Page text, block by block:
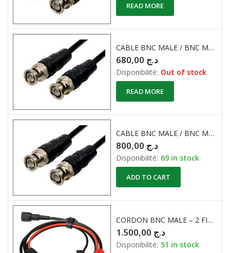
READ MORE
CABLE BNC MALE / BNC MALE 50 Ohm 2 Mètres
د.ج
Disponibilité: Out of stock
READ MORE
CABLE BNC MALE / BNC MALE 50 Ohm 5 Mètres
د.ج
Disponibilité: 69 in stock
ADD TO CART
CORDON BNC MALE – 2 FICHES BANANES MALE ISOLES 4mm N/R 1Mètre
د.ج
Disponibilité: 51 in stock